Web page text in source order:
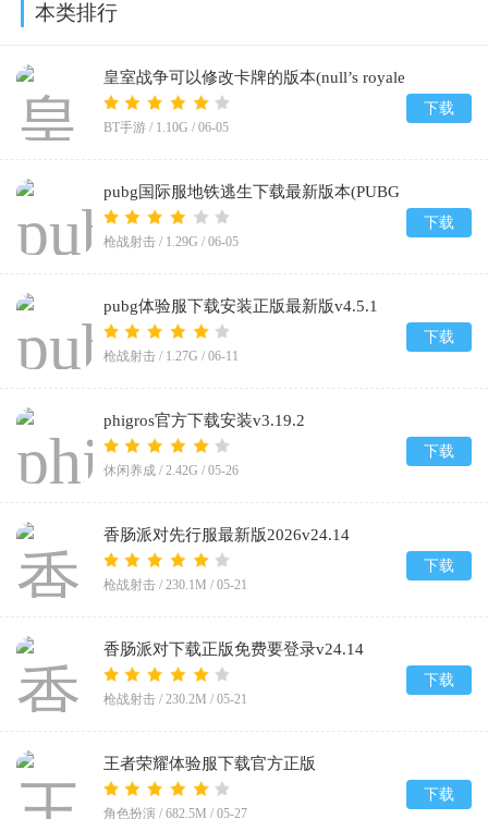
本类排行
皇室战争可以修改卡牌的版本(null’s royale
infinity)v14.593.1
BT手游 / 1.10G / 06-05
下载
pubg国际服地铁逃生下载最新版本(PUBG
MOBILE)v4.4.0
枪战射击 / 1.29G / 06-05
下载
pubg体验服下载安装正版最新版v4.5.1
枪战射击 / 1.27G / 06-11
下载
phigros官方下载安装v3.19.2
休闲养成 / 2.42G / 05-26
下载
香肠派对先行服最新版2026v24.14
枪战射击 / 230.1M / 05-21
下载
香肠派对下载正版免费要登录v24.14
枪战射击 / 230.2M / 05-21
下载
王者荣耀体验服下载官方正版
2026v11.40.1.2
角色扮演 / 682.5M / 05-27
下载